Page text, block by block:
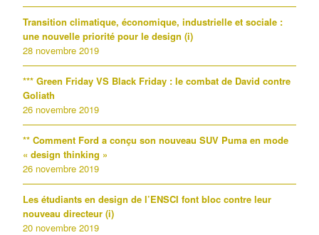
Transition climatique, économique, industrielle et sociale :
une nouvelle priorité pour le design (i)
28 novembre 2019
*** Green Friday VS Black Friday : le combat de David contre
Goliath
26 novembre 2019
** Comment Ford a conçu son nouveau SUV Puma en mode
« design thinking »
26 novembre 2019
Les étudiants en design de l’ENSCI font bloc contre leur
nouveau directeur (i)
20 novembre 2019